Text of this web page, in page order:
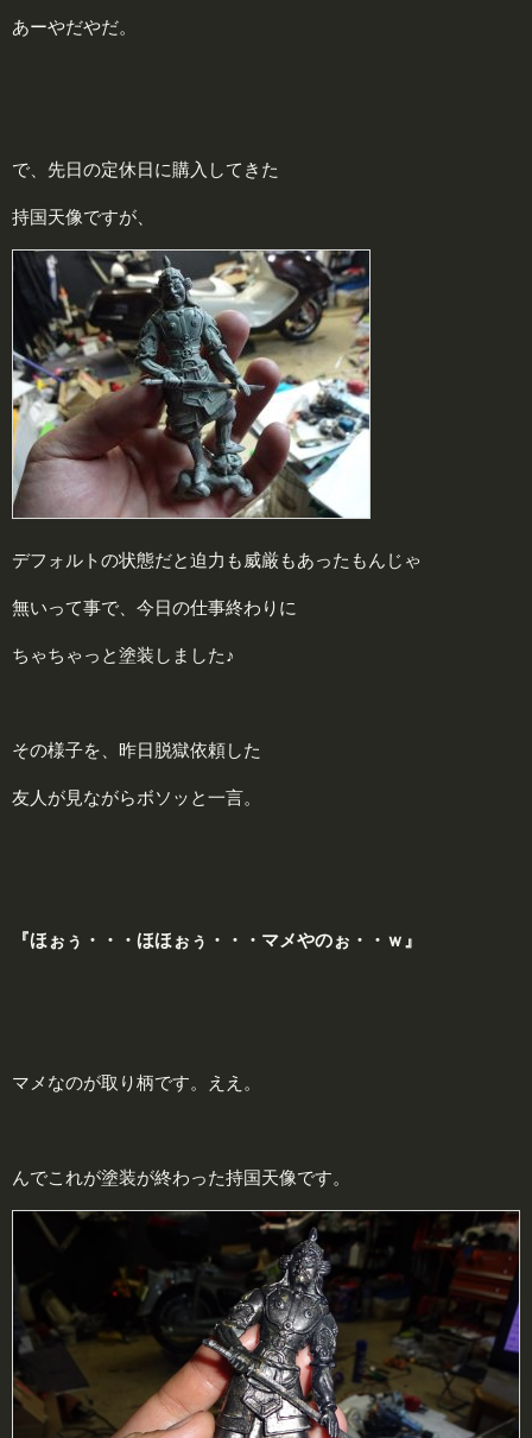
あーやだやだ。
で、先日の定休日に購入してきた
持国天像ですが、
デフォルトの状態だと迫力も威厳もあったもんじゃ
無いって事で、今日の仕事終わりに
ちゃちゃっと塗装しました♪
その様子を、昨日脱獄依頼した
友人が見ながらボソッと一言。
『ほぉぅ・・・ほほぉぅ・・・マメやのぉ・・ｗ』
マメなのが取り柄です。ええ。
んでこれが塗装が終わった持国天像です。